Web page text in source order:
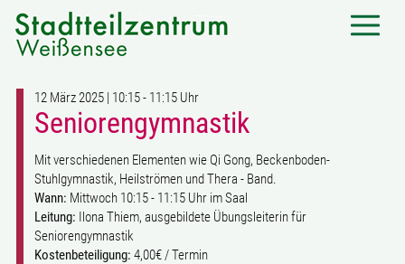
12 März 2025 | 10:15 - 11:15 Uhr
Seniorengymnastik
Mit verschiedenen Elementen wie Qi Gong, Beckenboden-
Stuhlgymnastik, Heilströmen und Thera - Band.
Wann: Mittwoch 10:15 - 11:15 Uhr im Saal
Leitung: Ilona Thiem, ausgebildete Übungsleiterin für
Seniorengymnastik
Kostenbeteiligung: 4,00€ / Termin